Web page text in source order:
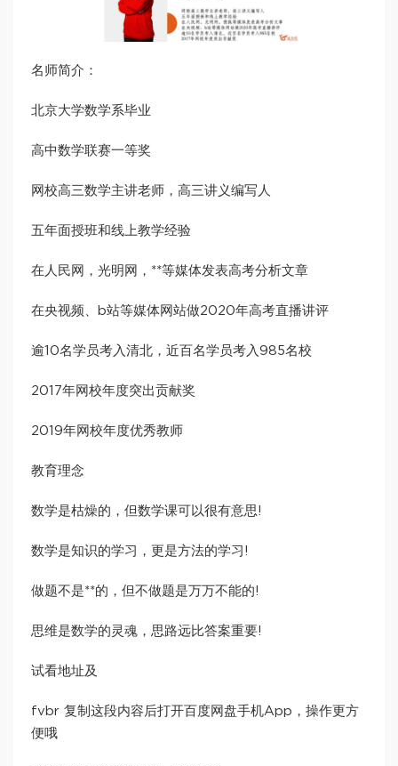
名师简介：
北京大学数学系毕业
高中数学联赛一等奖
网校高三数学主讲老师，高三讲义编写人
五年面授班和线上教学经验
在人民网，光明网，**等媒体发表高考分析文章
在央视频、b站等媒体网站做2020年高考直播讲评
逾10名学员考入清北，近百名学员考入985名校
2017年网校年度突出贡献奖
2019年网校年度优秀教师
教育理念
数学是枯燥的，但数学课可以很有意思!
数学是知识的学习，更是方法的学习!
做题不是**的，但不做题是万万不能的!
思维是数学的灵魂，思路远比答案重要!
试看地址及
fvbr 复制这段内容后打开百度网盘手机App，操作更方
便哦